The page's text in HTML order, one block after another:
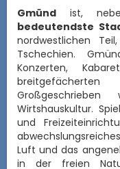
Gmünd ist,
bedeutendste
nordwestlichen
Tschechien.
Konzerten,
Wirtshauskultur.
und
Luft und das
in der freien